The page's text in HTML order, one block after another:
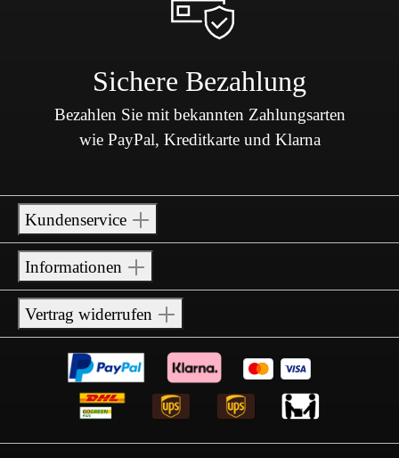
Sichere Bezahlung
Bezahlen Sie mit bekannten Zahlungsarten
wie PayPal, Kreditkarte und Klarna
Kundenservice
Informationen
Vertrag widerrufen